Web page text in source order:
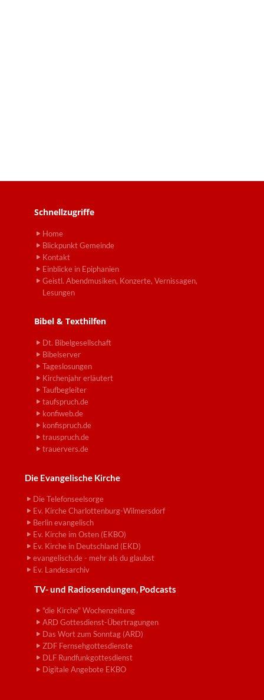
Schnellzugriffe
Home
Blickpunkt Gemeinde
Kontakt
Einblicke in Epiphanien
Geistl. Abendmusiken, Konzerte, Vernissagen,
Lesungen
Bibel & Texthilfen
Dt. Bibelgesellschaft
Bibelserver
Tageslosungen
Kirchenjahr erläutert
Taufbegleiter
taufspruch.de
konfiweb.de
konfispruch.de
trauspruch.de
trauervers.de
Die Evangelische Kirche
Die Telefonseelsorge
Ev. Kirche Charlottenburg-Wilmersdorf
Berlin evangelisch
Ev. Kirche im Osten (EKBO)
Ev. Kirche in Deutschland (EKD)
evangelisch.de - mehr als du glaubst
Ev. Landesarchiv
TV- und Radiosendungen, Podcasts
"die Kirche" Wochenzeitung
ARD Gottesdienst-Übertragungen
Das Wort zum Sonntag (ARD)
ZDF Fernsehgottesdienste
DLF Rundfunkgottesdienst
Digitale Angebote EKBO